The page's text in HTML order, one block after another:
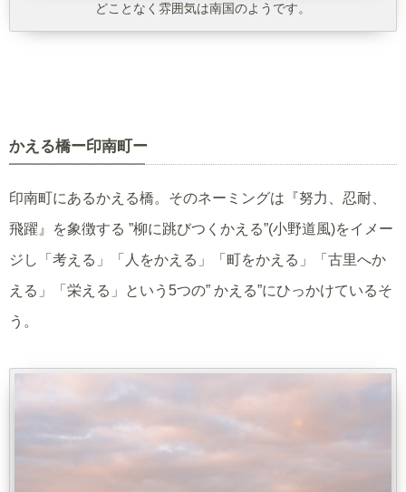
どことなく雰囲気は南国のようです。
かえる橋ー印南町ー
印南町にあるかえる橋。そのネーミングは『努力、忍耐、
飛躍』を象徴する ”柳に跳びつくかえる”(小野道風)をイメー
ジし「考える」「人をかえる」「町をかえる」「古里へか
える」「栄える」という5つの” かえる”にひっかけているそ
う。